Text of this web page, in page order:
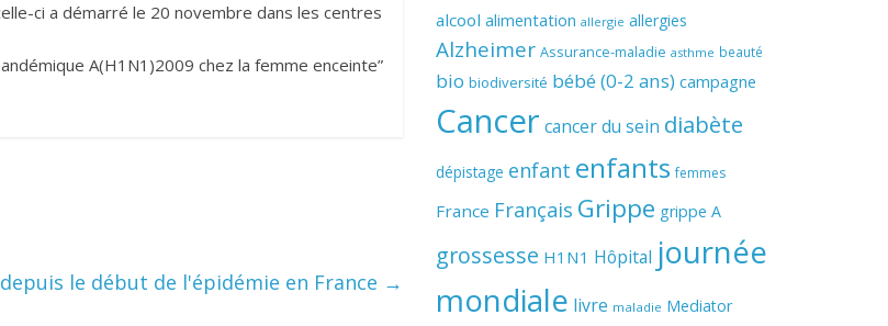
ci a démarré le 20 novembre dans les centres
A(H1N1)2009 chez la femme enceinte”
le début de l'épidémie en France →
alcool alimentation allergie allergies
Alzheimer Assurance-maladie asthme beauté
bio biodiversité bébé (0-2 ans) campagne
Cancer cancer du sein diabète
dépistage enfant enfants femmes
France Français Grippe grippe A
grossesse H1N1 Hôpital journée
mondiale livre maladie Mediator